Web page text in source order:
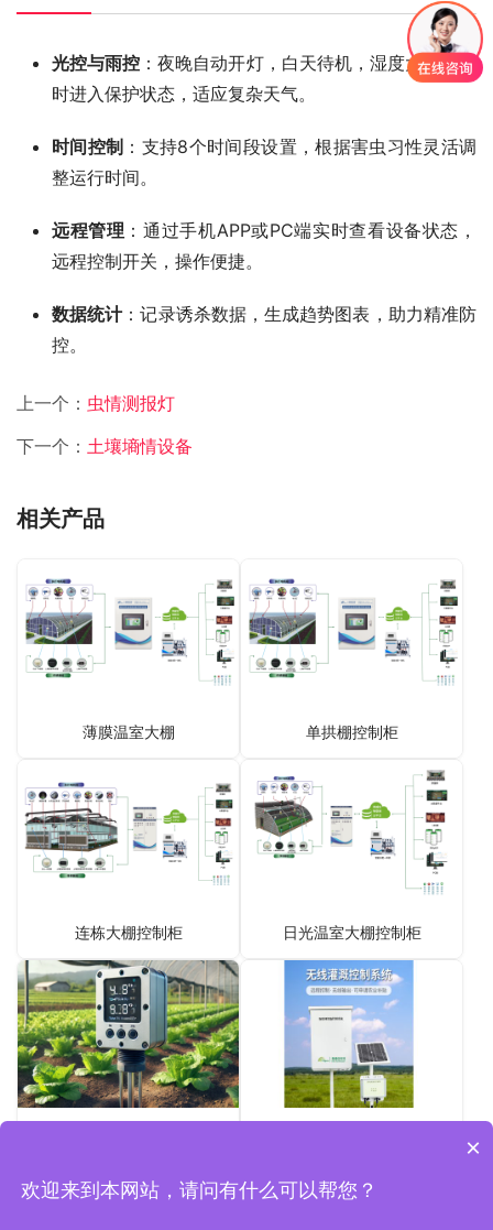
光控与雨控 ：夜晚自动开灯，白天待机，湿度大于95%
时进入保护状态，适应复杂天气。
时间控制 ：支持8个时间段设置，根据害虫习性灵活调
整运行时间。
远程管理 ：通过手机APP或PC端实时查看设备状态，
远程控制开关，操作便捷。
数据统计：记录诱杀数据，生成趋势图表，助力精准防
控。
上一个： 虫情测报灯
下一个： 土壤墒情设备
相关产品
薄膜温室大棚 单拱棚控制柜
连栋大棚控制柜 日光温室大棚控制柜
×
欢迎来到本网站，请问有什么可以帮您？